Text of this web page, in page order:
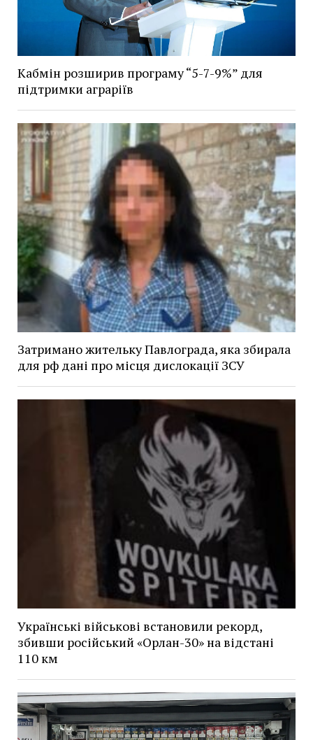
Кабмін розширив програму “5-7-9%” для
підтримки аграріїв
Затримано жительку Павлограда, яка збирала
для рф дані про місця дислокації ЗСУ
Українські військові встановили рекорд,
збивши російський «Орлан-30» на відстані
110 км